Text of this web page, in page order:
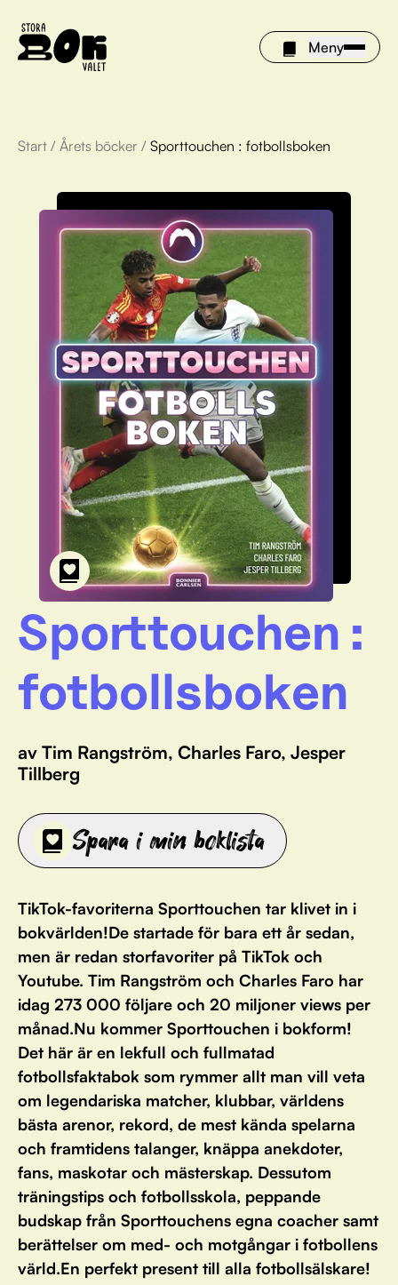
Meny
Årets böcker
Om Stora bokvalet
Olivia tipsar
Vinnare
FAQ
För bibliotek
Start / Årets böcker / Sporttouchen : fotbollsboken
Sporttouchen :
fotbollsboken
av Tim Rangström, Charles Faro, Jesper
Tillberg
Spara i min boklista
TikTok-favoriterna Sporttouchen tar klivet in i
bokvärlden!De startade för bara ett år sedan,
men är redan storfavoriter på TikTok och
Youtube. Tim Rangström och Charles Faro har
idag 273 000 följare och 20 miljoner views per
månad.Nu kommer Sporttouchen i bokform!
Det här är en lekfull och fullmatad
fotbollsfaktabok som rymmer allt man vill veta
om legendariska matcher, klubbar, världens
bästa arenor, rekord, de mest kända spelarna
och framtidens talanger, knäppa anekdoter,
fans, maskotar och mästerskap. Dessutom
träningstips och fotbollsskola, peppande
budskap från Sporttouchens egna coacher samt
berättelser om med- och motgångar i fotbollens
värld.En perfekt present till alla fotbollsälskare!